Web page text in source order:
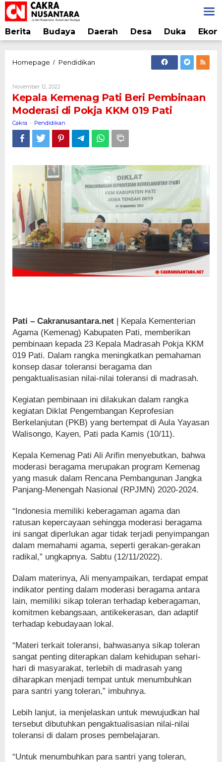
Lewati
ke
konten
Berita Budaya Daerah Desa Duka
Homepage / Pendidikan
Pembinaan
Moderasi
Pokja
KKM
November 12, 2022
Kepala Kemenag Pati Beri Pembinaan
Moderasi di Pokja KKM 019 Pati
Cakra - Pendidikan
Pati – Cakranusantara.net | Kepala Kementerian
Agama (Kemenag) Kabupaten Pati, memberikan
pembinaan kepada 23 Kepala Madrasah Pokja KKM
019 Pati. Dalam rangka meningkatkan pemahaman
konsep dasar toleransi beragama dan
pengaktualisasian nilai-nilai toleransi di madrasah.
Kegiatan pembinaan ini dilakukan dalam rangka
kegiatan Diklat Pengembangan Keprofesian
Berkelanjutan (PKB) yang bertempat di Aula Yayasan
Walisongo, Kayen, Pati pada Kamis (10/11).
Kepala Kemenag Pati Ali Arifin menyebutkan, bahwa
moderasi beragama merupakan program Kemenag
yang masuk dalam Rencana Pembangunan Jangka
Panjang-Menengah Nasional (RPJMN) 2020-2024.
“Indonesia memiliki keberagaman agama dan
ratusan kepercayaan sehingga moderasi beragama
ini sangat diperlukan agar tidak terjadi penyimpangan
dalam memahami agama, seperti gerakan-gerakan
radikal,” ungkapnya. Sabtu (12/11/2022).
Dalam materinya, Ali menyampaikan, terdapat empat
indikator penting dalam moderasi beragama antara
lain, memiliki sikap toleran terhadap keberagaman,
komitmen kebangsaan, antikekerasan, dan adaptif
terhadap kebudayaan lokal.
“Materi terkait toleransi, bahwasanya sikap toleran
sangat penting diterapkan dalam kehidupan sehari-
hari di masyarakat, terlebih di madrasah yang
diharapkan menjadi tempat untuk menumbuhkan
para santri yang toleran,” imbuhnya.
Lebih lanjut, ia menjelaskan untuk mewujudkan hal
tersebut dibutuhkan pengaktualisasian nilai-nilai
toleransi di dalam proses pembelajaran.
“Untuk menumbuhkan para santri yang toleran,